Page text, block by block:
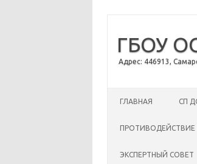
ГБОУ
Адрес: 446913,
ГЛАВНАЯ CП
ПРОТИВОДЕЙСТВИЕ
ЭКСПЕРТНЫЙ СОВЕТ